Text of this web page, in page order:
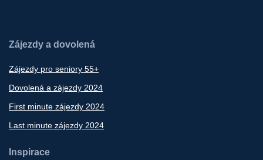
Zájezdy a dovolená
Zájezdy pro seniory 55+
Dovolená a zájezdy 2024
First minute zájezdy 2024
Last minute zájezdy 2024
Inspirace